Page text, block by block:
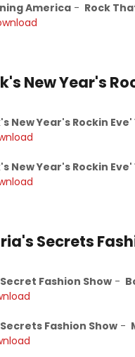
America- Rock
New Year's
New Year's Rockin Eve'
New Year's Rockin Eve'
Secrets
Fashion Show-
Fashion Show-